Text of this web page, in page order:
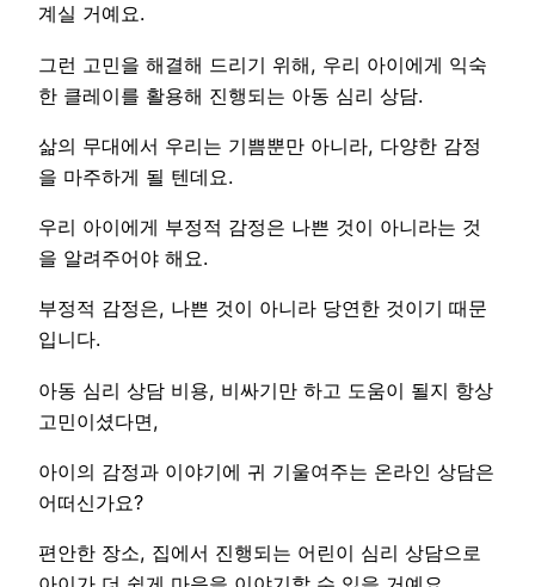
계실 거예요.
그런 고민을 해결해 드리기 위해, 우리 아이에게 익숙
한 클레이를 활용해 진행되는 아동 심리 상담.
삶의 무대에서 우리는 기쁨뿐만 아니라, 다양한 감정
을 마주하게 될 텐데요.
우리 아이에게 부정적 감정은 나쁜 것이 아니라는 것
을 알려주어야 해요.
부정적 감정은, 나쁜 것이 아니라 당연한 것이기 때문
입니다.
아동 심리 상담 비용, 비싸기만 하고 도움이 될지 항상
고민이셨다면,
아이의 감정과 이야기에 귀 기울여주는 온라인 상담은
어떠신가요?
편안한 장소, 집에서 진행되는 어린이 심리 상담으로